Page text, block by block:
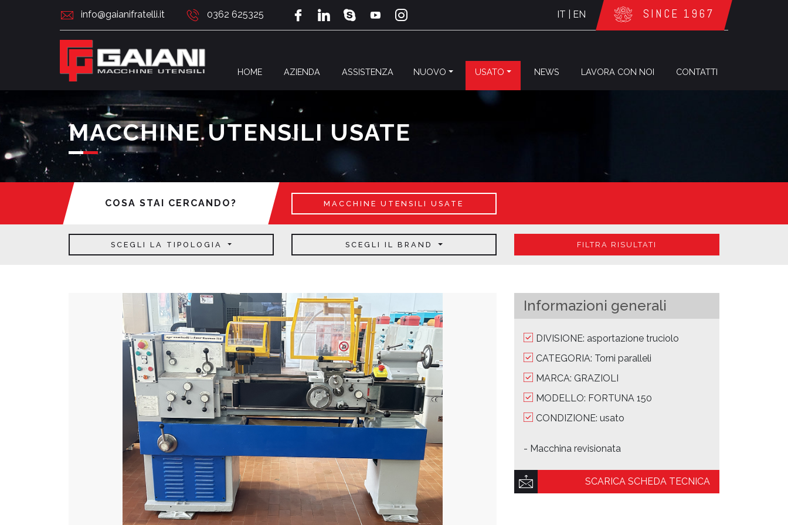
info@gaianifratelli.it 0362 625325 IT EN SINCE 1967
HOME AZIENDA ASSISTENZA NUOVO USATO NEWS LAVORA CON NOI CONTATTI
MACCHINE UTENSILI USATE
COSA STAI CERCANDO? MACCHINE UTENSILI USATE
SCEGLI LA TIPOLOGIA SCEGLI IL BRAND FILTRA RISULTATI
Informazioni generali
DIVISIONE: asportazione truciolo
CATEGORIA: Torni paralleli
MARCA: GRAZIOLI
MODELLO: FORTUNA 150
CONDIZIONE: usato
- Macchina revisionata
SCARICA SCHEDA TECNICA